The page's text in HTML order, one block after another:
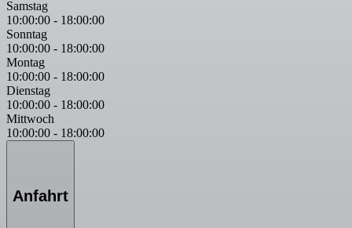
Samstag
10:00:00 - 18:00:00
Sonntag
10:00:00 - 18:00:00
Montag
10:00:00 - 18:00:00
Dienstag
10:00:00 - 18:00:00
Mittwoch
10:00:00 - 18:00:00
Anfahrt